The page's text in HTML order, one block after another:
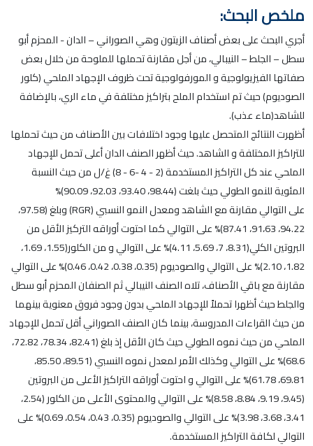
ملخص البحث:
أجري البحث على بعض أصناف الزيتون وهي الصوراني – الدان - المحزم أبو
سطل – الجلط – النيبالي، من أجل مقارنة تحملها للملوحة من خلال بعض
صفاتها الفيزيولوجية و المورفولوجية تحت ظروف الإجهاد الملحي (كلور
الصوديوم) حيث تم استخدام الملح بتراكيز مختلفة في ماء الري، بالإضافة
للشاهد(ماء عذب).
أظهرت النتائج المتحصل عليها وجود اختلافات بين الأصناف من حيث تحملها
للتراكيز المختلفة و الشاهد. حيث أظهر الصنف الدان أعلى تحمل للإجهاد
الملحي عند كل التراكيز المستخدمة (2 - 4 -6 - 8) غ/ل من حيث النسبة
المئوية للنمو الطولي حيث بلغت (98.44، 93.40، 92.03، 90.09)%
على التوالي مقارنة مع الشاهد ومعدل النمو النسبي (RGR) وبلغ (97.58،
94.22، 91،63، 87.41)% على التوالي كما احتوت أوراقه التركيز الأقل من
البروتين الكلي(8.31، 7، 5.69، 4.11)% على التوالي و من الكلور(1.55، 1.69،
1.82، 2.10)% على التوالي والصوديوم (0.35، 0.38، 0.42، 0.46)% على التوالي
مقارنة مع باقي الأصناف، تلاه الصنف النيبالي ثم الصنفان المحزم أبو سطل
والجلط حيث أظهرا تحملاً للإجهاد الملحي بدون وجود فروق معنوية بينهما
من حيث القراءات المدروسة، بينما كان الصنف الصوراني أقل تحمل للإجهاد
الملحي من حيث نموه الطولي حيث كان الأقل إذ بلغ (82.41، 78.34، 72.82،
68.6)% على التوالي وكذلك الأمر لمعدل نموه النسبي (89.51، 85.50،
69.81، 61.78)% على التوالي و احتوت أوراقه التراكيز الأعلى من البروتين
(9.45، 9.19، 8.84، 8.58)% على التوالي والمحتوى الأعلى من الكلور (2.54،
3.41، 3.68، 3.98)% على التوالي والصوديوم (0.35، 0.43، 0.54، 0.69)% على
التوالي لكافة التراكيز المستخدمة.